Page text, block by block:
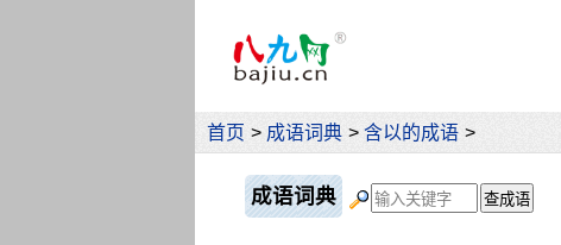
首页 > 成语词典 > 含以的成语 >
成语词典